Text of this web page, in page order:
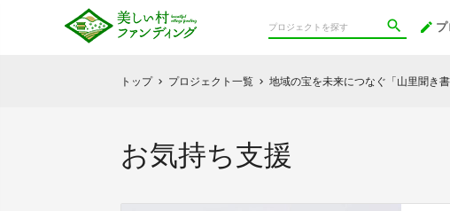
トップ chevron_right プロジェクト一覧 chevron_right 地域の宝を未来につなぐ「山里聞き
お気持ち支援